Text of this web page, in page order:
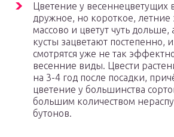
Цветение у весеннецветущих
дружное, но короткое, летние
массово и цветут чуть
кусты зацветают постепенно,
смотрятся уже не так
весенние виды. Цвести
на 3-4 год после посадки,
цветение у большинства
большим количеством
бутонов.